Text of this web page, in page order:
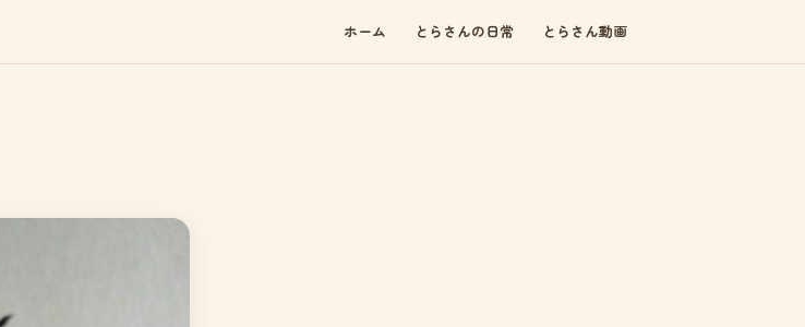
ホーム とらさんの日常 とらさん動画